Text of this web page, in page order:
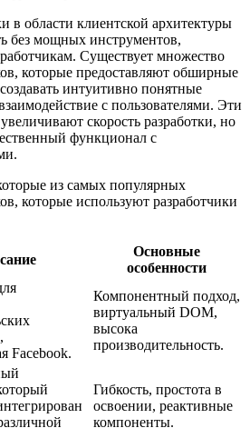
в области клиентской архитектуры
без мощных инструментов,
Существует множество
которые предоставляют обширные
интуитивно понятные
с пользователями. Эти
скорость разработки, но
функционал с
из самых популярных
которые используют разработчики
Основные
особенности
Facebook.
Компонентный подход,
виртуальный DOM,
высока
производительность.
Гибкость, простота в
освоении, реактивные
компоненты.